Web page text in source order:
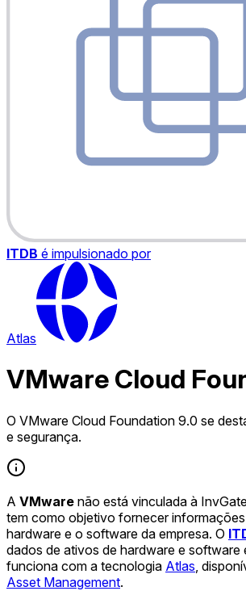
ITDB é impulsionado por
Atlas
VMware Cloud
O VMware Cloud Foundation 9.0 se
e segurança.
A VMware não está vinculada à
tem como objetivo fornecer
hardware e o software da empresa. O
dados de ativos de hardware e software
funciona com a tecnologia Atlas ,
Asset Management.